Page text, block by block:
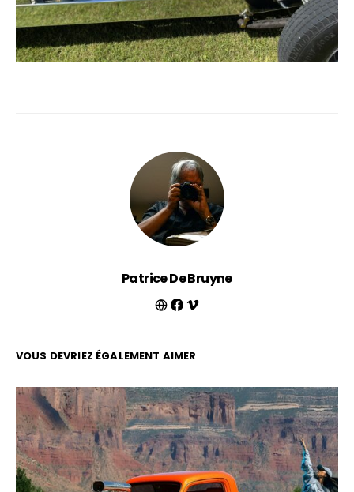
Patrice De Bruyne
VOUS DEVRIEZ ÉGALEMENT AIMER